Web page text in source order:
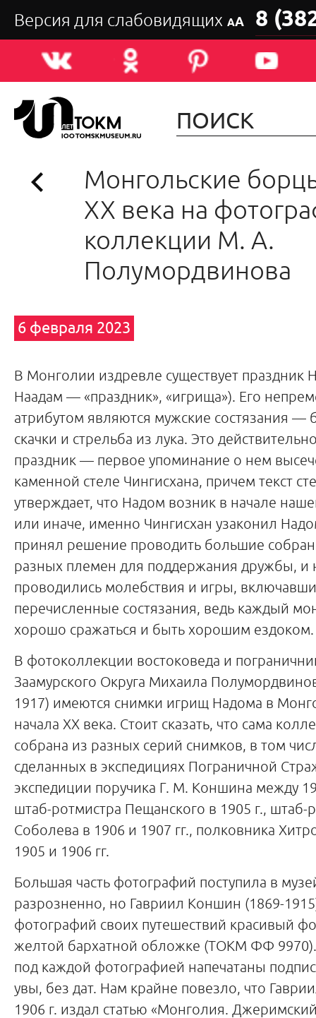
Версия для слабовидящих АА 8
Монгольские
ХХ века на
коллекции М. А.
Полумордвинова
6 февраля 2023
В Монголии издревле существует праздник
Наадам — «праздник», «игрища»). Его
атрибутом являются мужские состязания —
скачки и стрельба из лука. Это
праздник — первое упоминание о нем
каменной стеле Чингисхана, причем текст
утверждает, что Надом возник в начале
или иначе, именно Чингисхан узаконил
принял решение проводить большие
разных племен для поддержания дружбы, и
проводились молебствия и игры,
перечисленные состязания, ведь каждый
хорошо сражаться и быть хорошим ездоком.
В фотоколлекции востоковеда и
Заамурского Округа Михаила
1917) имеются снимки игрищ Надома в
начала ХХ века. Стоит сказать, что сама
собрана из разных серий снимков, в том
сделанных в экспедициях Пограничной
экспедиции поручика Г. М. Коншина между
штаб-ротмистра Пещанского в 1905 г., штаб-
Соболева в 1906 и 1907 гг., полковника
1905 и 1906 гг.
Большая часть фотографий поступила в
разрозненно, но Гавриил Коншин (1869-
фотографий своих путешествий красивый
желтой бархатной обложке (ТОКМ ФФ
под каждой фотографией напечатаны
увы, без дат. Нам крайне повезло, что
1906 г. издал статью «Монголия.